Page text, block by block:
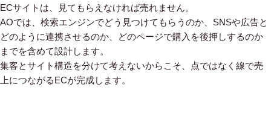
ECサイトは、見てもらえなければ売れません。
AOでは、検索エンジンでどう見つけてもらうのか、SNSや広告と
どのように連携させるのか、どのページで購入を後押しするのか
までを含めて設計します。
集客とサイト構造を分けて考えないからこそ、点ではなく線で売
上につながるECが完成します。